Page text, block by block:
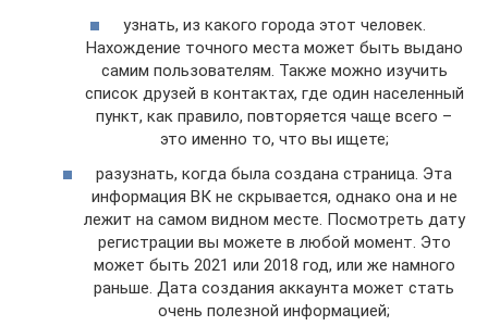
узнать, из какого города этот человек.
Нахождение точного места может быть выдано
самим пользователям. Также можно изучить
список друзей в контактах, где один населенный
пункт, как правило, повторяется чаще всего –
это именно то, что вы ищете;
разузнать, когда была создана страница. Эта
информация ВК не скрывается, однако она и не
лежит на самом видном месте. Посмотреть дату
регистрации вы можете в любой момент. Это
может быть 2021 или 2018 год, или же намного
раньше. Дата создания аккаунта может стать
очень полезной информацией;